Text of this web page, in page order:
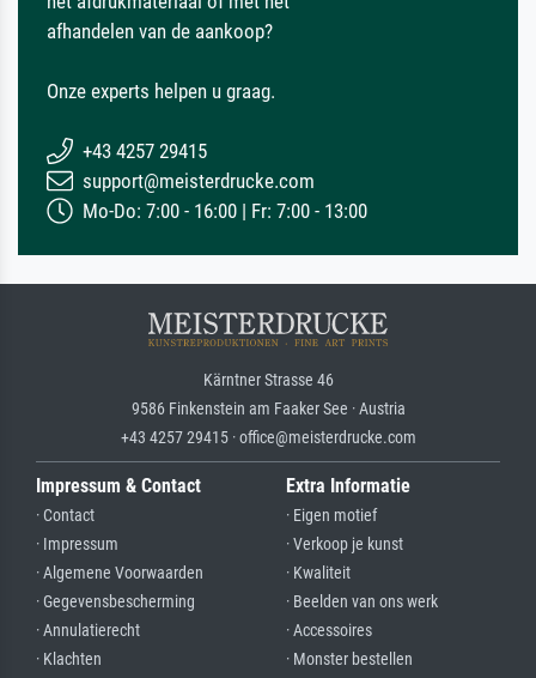
afhandelen van de aankoop?
Onze experts helpen u graag.
+43 4257 29415
support@meisterdrucke.com
Mo-Do: 7:00 - 16:00 | Fr: 7:00 - 13:00
Kärntner Strasse 46
9586 Finkenstein am Faaker See · Austria
+43 4257 29415 · office@meisterdrucke.com
Impressum & Contact
· Contact
· Impressum
· Algemene Voorwaarden
· Gegevensbescherming
· Annulatierecht
· Klachten
Extra Informatie
· Eigen motief
· Verkoop je kunst
· Kwaliteit
· Beelden van ons werk
· Accessoires
· Monster bestellen